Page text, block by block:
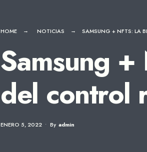
HOME NOTICIAS SAMSUNG + NFTS: LA
Samsung +
del control
ENERO 5, 2022 • By Admin